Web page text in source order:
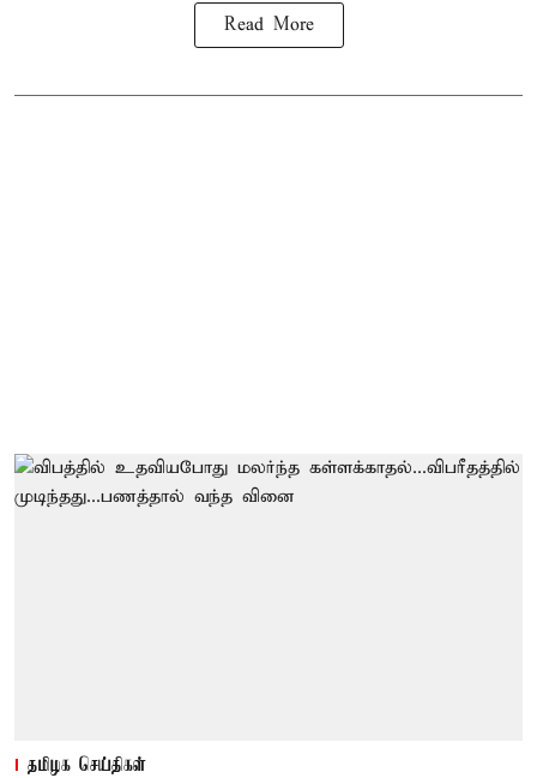
Read More
தமிழக செய்திகள்